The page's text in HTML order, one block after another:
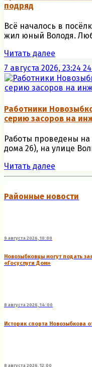
подряд
Всё началось в
жил юный Володя.
Читать далее
7 августа 2026, 23:24
Работники
серию засоров на
Работы проведены
дома 26), на улице
Читать далее
Районные новости
9 августа 2026, 10:00
Новозыбковцы могут подать
«Госуслуги Дом»
8 августа 2026, 14:00
Историк спорта Новозыбкова
8 августа 2026, 12:00